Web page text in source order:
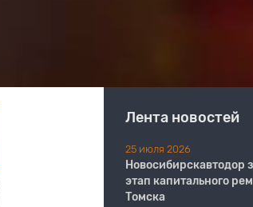
Лента новостей
25 июля 2026
Новосибирскавтодор
этап капитального
Томска